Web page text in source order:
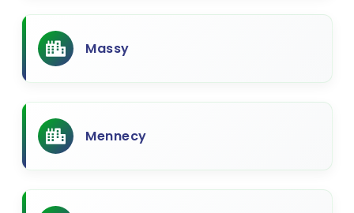
Massy
Mennecy